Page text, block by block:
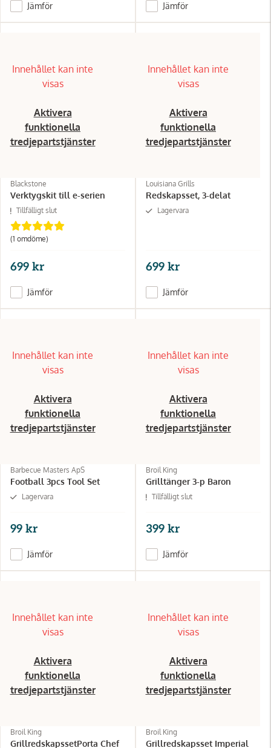
Jämför Jämför
Innehållet kan inte
visas
Aktivera
funktionella
tredjepartstjänster
Blackstone
Verktygskit till e-serien
Tillfälligt slut
(1 omdöme)
699 kr
Jämför
Innehållet kan inte
visas
Aktivera
funktionella
tredjepartstjänster
Louisiana Grills
Redskapsset, 3-delat
Lagervara
699 kr
Jämför
Innehållet kan inte
visas
Aktivera
funktionella
tredjepartstjänster
Barbecue Masters ApS
Football 3pcs Tool Set
Lagervara
99 kr
Jämför
Innehållet kan inte
visas
Aktivera
funktionella
tredjepartstjänster
Broil King
Grilltänger 3-p Baron
Tillfälligt slut
399 kr
Jämför
Innehållet kan inte
visas
Aktivera
funktionella
tredjepartstjänster
Broil King
GrillredskapssetPorta Chef
Innehållet kan inte
visas
Aktivera
funktionella
tredjepartstjänster
Broil King
Grillredskapsset Imperial